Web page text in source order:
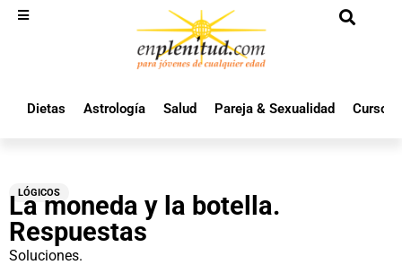
Dietas Astrología Salud Pareja & Sexualidad Cursos
LÓGICOS
La moneda y la botella.
Respuestas
Soluciones.